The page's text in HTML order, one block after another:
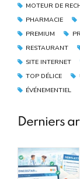
MOTEUR DE
PHARMACIE
PREMIUM
RESTAURANT
SITE INTERNET
TOP DÉLICE
ÉVÉNEMENTIEL
Derniers